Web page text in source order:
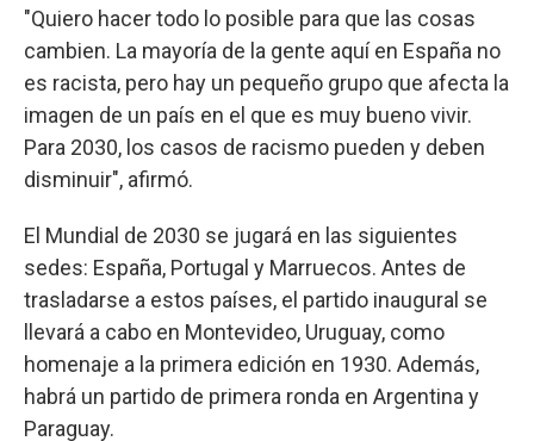
"Quiero hacer todo lo posible para que las cosas
cambien. La mayoría de la gente aquí en España no
es racista, pero hay un pequeño grupo que afecta la
imagen de un país en el que es muy bueno vivir.
Para 2030, los casos de racismo pueden y deben
disminuir", afirmó.
El Mundial de 2030 se jugará en las siguientes
sedes: España, Portugal y Marruecos. Antes de
trasladarse a estos países, el partido inaugural se
llevará a cabo en Montevideo, Uruguay, como
homenaje a la primera edición en 1930. Además,
habrá un partido de primera ronda en Argentina y
Paraguay.